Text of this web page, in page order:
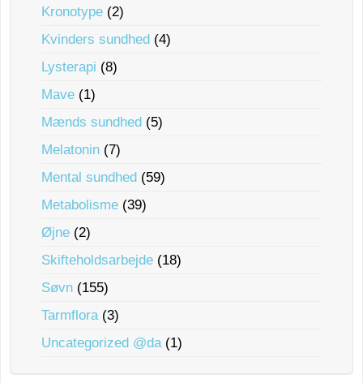
Kronotype (2)
Kvinders sundhed (4)
Lysterapi (8)
Mave (1)
Mænds sundhed (5)
Melatonin (7)
Mental sundhed (59)
Metabolisme (39)
Øjne (2)
Skifteholdsarbejde (18)
Søvn (155)
Tarmflora(3)
Uncategorized @da(1)